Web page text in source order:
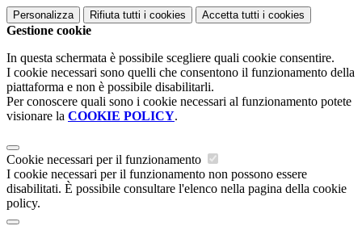
Personalizza Rifiuta tutti i cookies Accetta tutti i cookies
Gestione cookie
In questa schermata è possibile scegliere quali cookie consentire.
I cookie necessari sono quelli che consentono il funzionamento della
piattaforma e non è possibile disabilitarli.
Per conoscere quali sono i cookie necessari al funzionamento potete
visionare la COOKIE POLICY.
Cookie necessari per il funzionamento
I cookie necessari per il funzionamento non possono essere
disabilitati. È possibile consultare l'elenco nella pagina della cookie
policy.